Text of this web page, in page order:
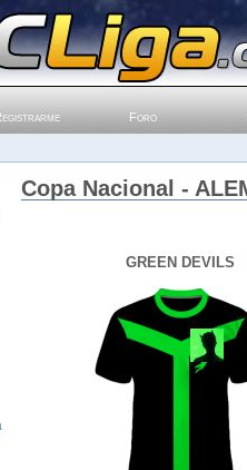
Foro
Copa Nacional -
GREEN DEVILS